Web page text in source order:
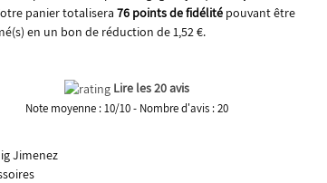
panier totalisera 76points de fidélitépouvant être
en un bon de réduction de1,52 €.
Lire les 20 avis
Note moyenne :10/10- Nombre d'avis :20
Jimenez